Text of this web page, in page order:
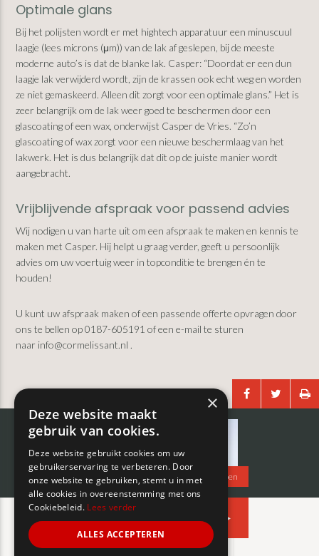
Optimale glans
Bij het polijsten wordt er met hightech apparatuur een minuscuul
laagje (lees microns (μm)) van de lak af geslepen, bij de meeste
moderne auto’s is dat de blanke lak. Casper: “Doordat er een dun
laagje lak verwijderd wordt, zijn de krassen ook echt weg en worden
ze niet gemaskeerd. Alleen dit zorgt voor een optimale glans.” Het is
zeer belangrijk om de lak weer goed te beschermen door een
glascoating of een wax, onderwijst Casper de Vries. “Zo’n
glascoating of wax zorgt voor een nieuwe beschermlaag van het
lakwerk. Het is dus belangrijk dat dit op de juiste manier wordt
aangebracht.
Vrijblijvende afspraak voor passend advies
Wij nodigen u van harte uit om een afspraak te maken en kennis te
maken met Casper. Hij helpt u graag verder, geeft u persoonlijk
advies om uw voertuig weer in topconditie te brengen én te
houden!
U kunt uw afspraak maken of een passende offerte opvragen door
ons te bellen op 0187-605191 of een e-mail te sturen
naar info@cormelissant.nl .
Primaire
Sidebar
Coen
Vragen?
×
Deze website maakt
gebruik van cookies.
Deze website gebruikt cookies om uw
gebruikerservaring te verbeteren. Door
onze website te gebruiken, stemt u in met
alle cookies in overeenstemming met ons
Cookiebeleid. Lees verder
ALLES ACCEPTEREN